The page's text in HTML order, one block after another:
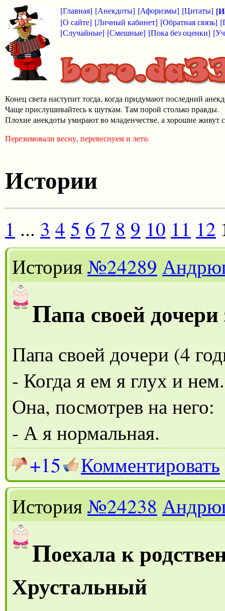
[Главная] [Анекдоты] [Афоризмы] [Цитаты]
[О сайте] [Личный кабинет] [Обратная связь]
[Случайные] [Смешные] [Пока без оценки]
Конец света наступит тогда, когда придумают последний
Чаще прислушивайтесь к шуткам. Там порой столько правды.
Плохие анекдоты умирают во младенчестве, а хорошие живут
Перезимовали весну, перевеснуем и лето.
Истории
1 ... 3 4 5 6 7 8 9 10 11 12
История№24289
Папа своей
Папа своей дочери (4
- Когда я ем я глух и нем.
Она, посмотрев на него:
- А я нормальная.
+15
Комментировать
История№24238
Поехала к
Хрустальный